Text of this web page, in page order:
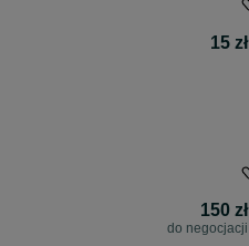
15 zł
150 zł
do negocjacji